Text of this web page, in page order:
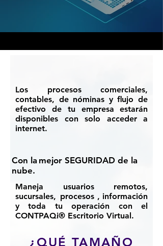
Los procesos comerciales,
contables, de nóminas y ﬂujo de
efectivo de tu empresa
estarán
disponibles con solo acceder a
internet.
Con la mejorSEGURIDADde la
nube.
Maneja usuarios remotos,
sucursales, procesos, información
y toda tu operación con el
CONTPAQi® Escritorio Virtual.
¿QUÉ TAMAÑO